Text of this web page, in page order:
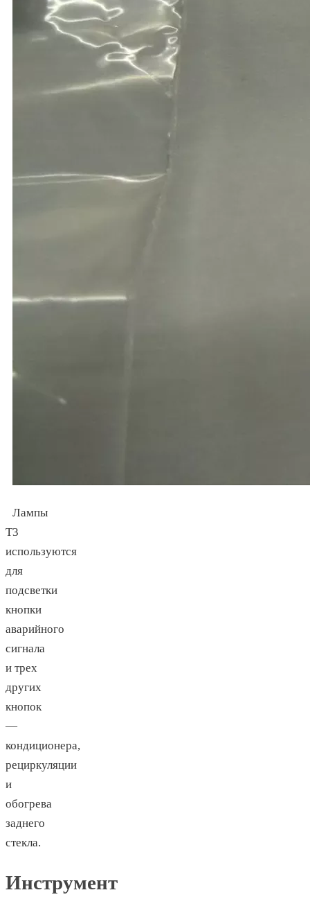
Лампы
Т3
используются
для
подсветки
кнопки
аварийного
сигнала
и трех
других
кнопок
—
кондиционера,
рециркуляции
и
обогрева
заднего
стекла.
Инструмент